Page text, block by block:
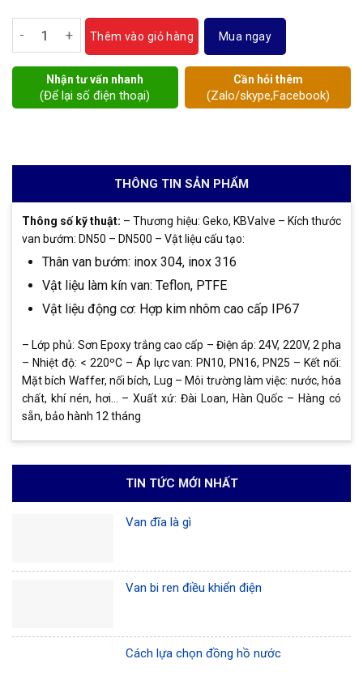
Thêm vào giỏ hàng Mua ngay
Nhận tư vấn nhanh
(Để lại số điện thoại)
Cần hỏi thêm
(Zalo/skype,Facebook)
THÔNG TIN SẢN PHẨM
Thông số kỹ thuật: – Thương hiệu: Geko, KBValve – Kích thước
van bướm: DN50 – DN500 – Vật liệu cấu tạo:
Thân van bướm: inox 304, inox 316
Vật liệu làm kín van: Teflon, PTFE
Vật liệu động cơ: Hợp kim nhôm cao cấp IP67
– Lớp phủ: Sơn Epoxy trắng cao cấp – Điện áp: 24V, 220V, 2 pha
– Nhiệt độ: < 220ºC – Áp lực van: PN10, PN16, PN25 – Kết nối:
Mặt bích Waffer, nối bích, Lug – Môi trường làm việc: nước, hóa
chất, khí nén, hơi… – Xuất xứ: Đài Loan, Hàn Quốc – Hàng có
sẵn, bảo hành 12 tháng
TIN TỨC MỚI NHẤT
Van đĩa là gì
Van bi ren điều khiển điện
Cách lựa chọn đồng hồ nước